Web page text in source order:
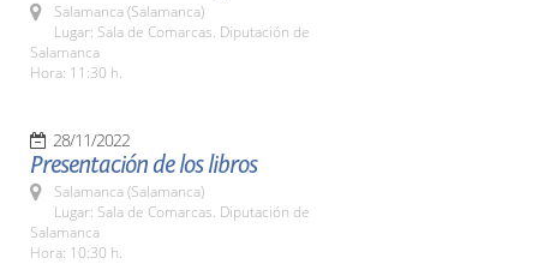
Salamanca (Salamanca)
Lugar: Sala de Comarcas. Diputación de
Salamanca
Hora: 11:30 h.
28/11/2022
Presentación de los libros
Salamanca (Salamanca)
Lugar: Sala de Comarcas. Diputación de
Salamanca
Hora: 10:30 h.